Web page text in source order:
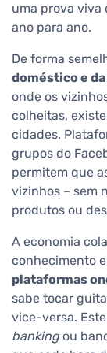
uma prova viva
ano para ano.
De forma
doméstico e
onde os
colheitas,
cidades.
grupos do
permitem que
vizinhos – sem
produtos ou
A economia
conhecimento
plataformas
sabe tocar
vice-versa.
bankingou